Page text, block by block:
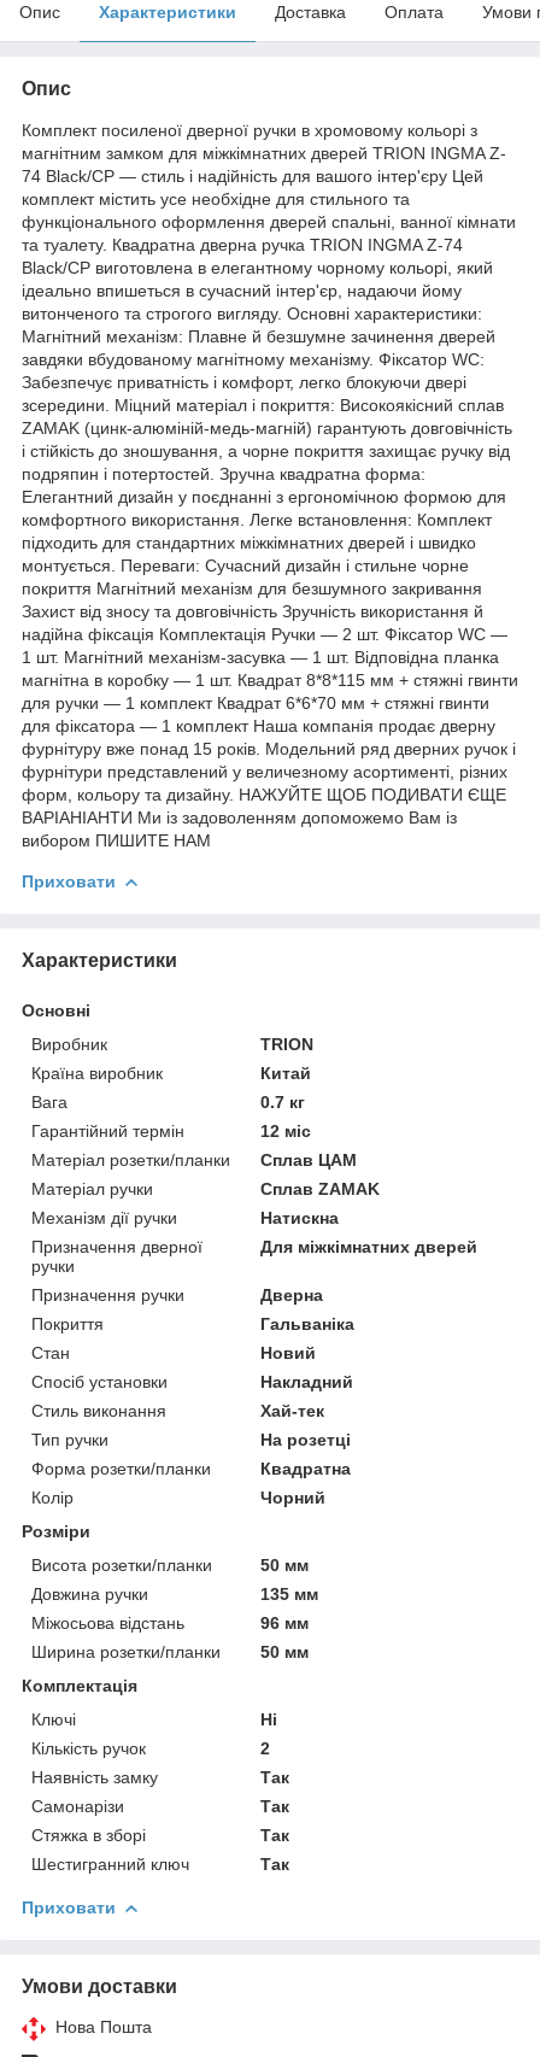
Опис Характеристики Доставка Оплата Умови
Опис
Комплект посиленої дверної ручки в хромовому кольорі з
магнітним замком для міжкімнатних дверей TRION INGMA Z-
74 Black/CP — стиль і надійність для вашого інтер'єру Цей
комплект містить усе необхідне для стильного та
функціонального оформлення дверей спальні, ванної кімнати
та туалету. Квадратна дверна ручка TRION INGMA Z-74
Black/CP виготовлена в елегантному чорному кольорі, який
ідеально впишеться в сучасний інтер'єр, надаючи йому
витонченого та строгого вигляду. Основні характеристики:
Магнітний механізм: Плавне й безшумне зачинення дверей
завдяки вбудованому магнітному механізму. Фіксатор WC:
Забезпечує приватність і комфорт, легко блокуючи двері
зсередини. Міцний матеріал і покриття: Високоякісний сплав
ZAMAK (цинк-алюміній-медь-магній) гарантують довговічність
і стійкість до зношування, а чорне покриття захищає ручку від
подряпин і потертостей. Зручна квадратна форма:
Елегантний дизайн у поєднанні з ергономічною формою для
комфортного використання. Легке встановлення: Комплект
підходить для стандартних міжкімнатних дверей і швидко
монтується. Переваги: Сучасний дизайн і стильне чорне
покриття Магнітний механізм для безшумного закривання
Захист від зносу та довговічність Зручність використання й
надійна фіксація Комплектація Ручки — 2 шт. Фіксатор WC —
1 шт. Магнітний механізм-засувка — 1 шт. Відповідна планка
магнітна в коробку — 1 шт. Квадрат 8*8*115 мм + стяжні гвинти
для ручки — 1 комплект Квадрат 6*6*70 мм + стяжні гвинти
для фіксатора — 1 комплект Наша компанія продає дверну
фурнітуру вже понад 15 років. Модельний ряд дверних ручок і
фурнітури представлений у величезному асортименті, різних
форм, кольору та дизайну. НАЖУЙТЕ ЩОБ ПОДИВАТИ ЄЩЕ
ВАРІАНІАНТИ Ми із задоволенням допоможемо Вам із
вибором ПИШИТЕ НАМ
Приховати
Характеристики
Основні
Виробник
TRION
Країна виробник
Китай
Вага
0.7 кг
Гарантійний термін
12 міс
Матеріал розетки/планки
Сплав ЦАМ
Матеріал ручки
Сплав ZAMAK
Механізм дії ручки
Натискна
Призначення дверної
ручки
Для міжкімнатних дверей
Призначення ручки
Дверна
Покриття
Гальваніка
Стан
Новий
Спосіб установки
Накладний
Стиль виконання
Хай-тек
Тип ручки
На розетці
Форма розетки/планки
Квадратна
Колір
Чорний
Розміри
Висота розетки/планки
50 мм
Довжина ручки
135 мм
Міжосьова відстань
96 мм
Ширина розетки/планки
50 мм
Комплектація
Ключі
Ні
Кількість ручок
2
Наявність замку
Так
Самонарізи
Так
Стяжка в зборі
Так
Шестигранний ключ
Так
Приховати
Умови доставки
Нова Пошта